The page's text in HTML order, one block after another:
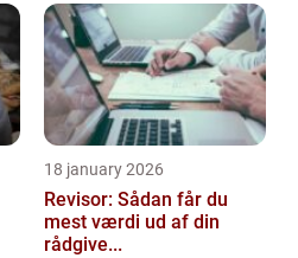
18 january 2026
Revisor: Sådan får du
mest værdi ud af din
rådgive...